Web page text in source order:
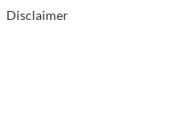
Disclaimer